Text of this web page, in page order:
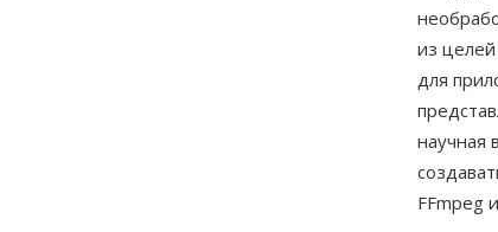
из
для
научная
FFmpeg